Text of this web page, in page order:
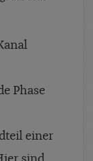
Phase
einer